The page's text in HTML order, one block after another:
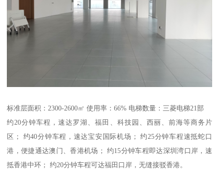
标准层面积：2300-2600㎡ 使用率：66% 电梯数量：三菱电梯21部
约20分钟车程，速达罗湖、福田、科技园、西丽、前海等商务片
区； 约40分钟车程，速达宝安国际机场； 约25分钟车程速抵蛇口
港，便捷通达澳门、香港机场； 约15分钟车程即达深圳湾口岸，速
抵香港中环； 约20分钟车程可达福田口岸，无缝接驳香港。